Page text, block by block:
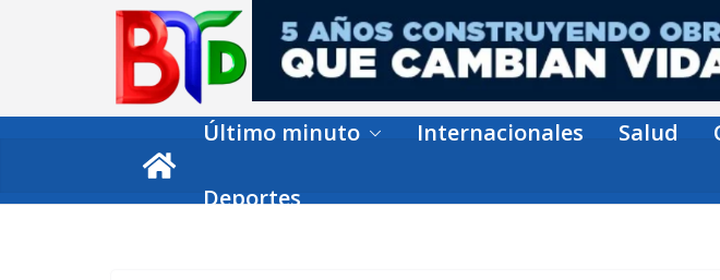
Último minuto Internacionales Salud
Deportes